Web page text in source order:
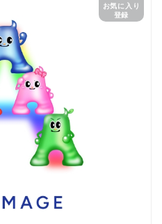
お気に入り
登録